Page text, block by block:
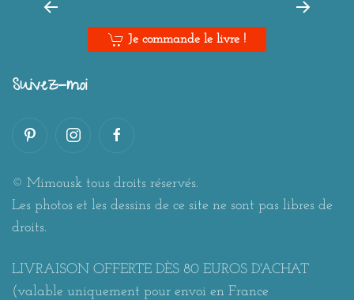
Je commande le livre !
Suivez-moi
© Mimousk tous droits réservés.
Les photos et les dessins de ce site ne sont pas libres de
droits.
LIVRAISON OFFERTE DÈS 80 EUROS D'ACHAT
(valable uniquement pour envoi en France